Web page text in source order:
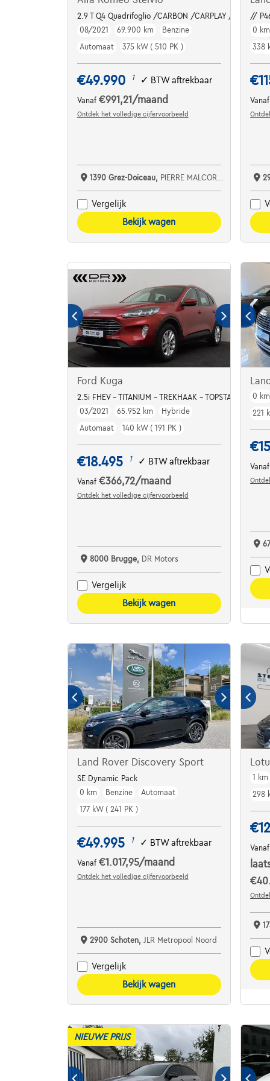
2.9 T Q4 Quadrifoglio /CARBON /CARPLAY /PANO /
08/2021
69.900 km
Benzine
Automaat
375 kW ( 510 PK )
€49.990 1 ✓ BTW aftrekbaar
Vanaf €991,21 /maand
Ontdek het volledige cijfervoorbeeld
1390 Grez-Doiceau, PIERRE MALCORPS AUTOMOBILES SRL
Vergelijk
Bekijk wagen
//
0 km
338
Ford Kuga
2.5i FHEV - TITANIUM - TREKHAAK - TOPSTAAT
03/2021
65.952 km
Hybride
Automaat
140 kW ( 191 PK )
€18.495 1 ✓ BTW aftrekbaar
Vanaf €366,72/maand
Ontdek het volledige cijfervoorbeeld
8000 Brugge, DR Motors
Vergelijk
Bekijk wagen
0 km
221
Land Rover Discovery Sport
SE Dynamic Pack
0 km
Benzine
Automaat
177 kW ( 241 PK )
€49.995 1 ✓ BTW aftrekbaar
Vanaf €1.017,95/maand
Ontdek het volledige cijfervoorbeeld
2900 Schoten, JLR Metropool Noord
Vergelijk
Bekijk wagen
1 km
298
NIEUWE PRIJS